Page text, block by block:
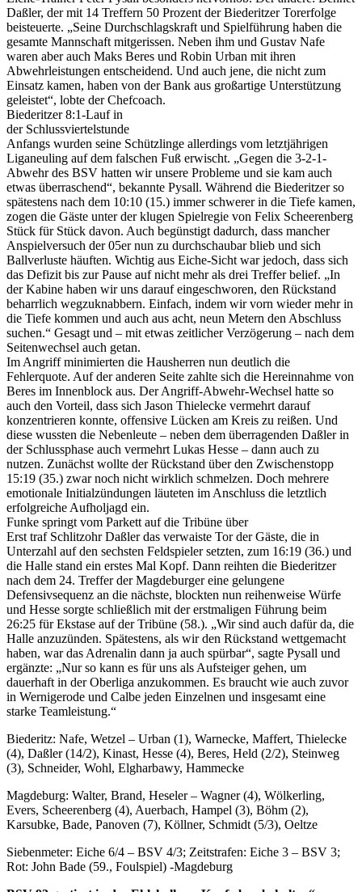
Daßler, der mit 14 Treffern 50 Prozent der Biederitzer Torerfolge
beisteuerte. „Seine Durchschlagskraft und Spielführung haben die
gesamte Mannschaft mitgerissen. Neben ihm und Gustav Nafe
waren aber auch Maks Beres und Robin Urban mit ihren
Abwehrleistungen entscheidend. Und auch jene, die nicht zum
Einsatz kamen, haben von der Bank aus großartige Unterstützung
geleistet“, lobte der Chefcoach.
Biederitzer 8:1-Lauf in
der Schlussviertelstunde
Anfangs wurden seine Schützlinge allerdings vom letztjährigen
Liganeuling auf dem falschen Fuß erwischt. „Gegen die 3-2-1-
Abwehr des BSV hatten wir unsere Probleme und sie kam auch
etwas überraschend“, bekannte Pysall. Während die Biederitzer so
spätestens nach dem 10:10 (15.) immer schwerer in die Tiefe kamen,
zogen die Gäste unter der klugen Spielregie von Felix Scheerenberg
Stück für Stück davon. Auch begünstigt dadurch, dass mancher
Anspielversuch der 05er nun zu durchschaubar blieb und sich
Ballverluste häuften. Wichtig aus Eiche-Sicht war jedoch, dass sich
das Defizit bis zur Pause auf nicht mehr als drei Treffer belief. „In
der Kabine haben wir uns darauf eingeschworen, den Rückstand
beharrlich wegzuknabbern. Einfach, indem wir vorn wieder mehr in
die Tiefe kommen und auch aus acht, neun Metern den Abschluss
suchen.“ Gesagt und – mit etwas zeitlicher Verzögerung – nach dem
Seitenwechsel auch getan.
Im Angriff minimierten die Hausherren nun deutlich die
Fehlerquote. Auf der anderen Seite zahlte sich die Hereinnahme von
Beres im Innenblock aus. Der Angriff-Abwehr-Wechsel hatte so
auch den Vorteil, dass sich Jason Thielecke vermehrt darauf
konzentrieren konnte, offensive Lücken am Kreis zu reißen. Und
diese wussten die Nebenleute – neben dem überragenden Daßler in
der Schlussphase auch vermehrt Lukas Hesse – dann auch zu
nutzen. Zunächst wollte der Rückstand über den Zwischenstopp
15:19 (35.) zwar noch nicht wirklich schmelzen. Doch mehrere
emotionale Initialzündungen läuteten im Anschluss die letztlich
erfolgreiche Aufholjagd ein.
Funke springt vom Parkett auf die Tribüne über
Erst traf Schlitzohr Daßler das verwaiste Tor der Gäste, die in
Unterzahl auf den sechsten Feldspieler setzten, zum 16:19 (36.) und
die Halle stand ein erstes Mal Kopf. Dann reihten die Biederitzer
nach dem 24. Treffer der Magdeburger eine gelungene
Defensivsequenz an die nächste, blockten nun reihenweise Würfe
und Hesse sorgte schließlich mit der erstmaligen Führung beim
26:25 für Ekstase auf der Tribüne (58.). „Wir sind auch dafür da, die
Halle anzuzünden. Spätestens, als wir den Rückstand wettgemacht
haben, war das Adrenalin dann ja auch spürbar“, sagte Pysall und
ergänzte: „Nur so kann es für uns als Aufsteiger gehen, um
dauerhaft in der Oberliga anzukommen. Es braucht wie auch zuvor
in Wernigerode und Calbe jeden Einzelnen und insgesamt eine
starke Teamleistung.“
Biederitz: Nafe, Wetzel – Urban (1), Warnecke, Maffert, Thielecke
(4), Daßler (14/2), Kinast, Hesse (4), Beres, Held (2/2), Steinweg
(3), Schneider, Wohl, Elgharbawy, Hammecke
Magdeburg: Walter, Brand, Heseler – Wagner (4), Wölkerling,
Evers, Scheerenberg (4), Auerbach, Hampel (3), Böhm (2),
Karsubke, Bade, Panoven (7), Köllner, Schmidt (5/3), Oeltze
Siebenmeter: Eiche 6/4 – BSV 4/3; Zeitstrafen: Eiche 3 – BSV 3;
Rot: John Bade (59., Foulspiel) -Magdeburg